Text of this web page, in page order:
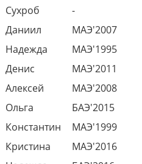
Сухроб
-
Даниил
МАЭ'2007
Надежда
МАЭ'1995
Денис
МАЭ'2011
Алексей
МАЭ'2008
Ольга
БАЭ'2015
Константин
МАЭ'1999
Кристина
МАЭ'2016